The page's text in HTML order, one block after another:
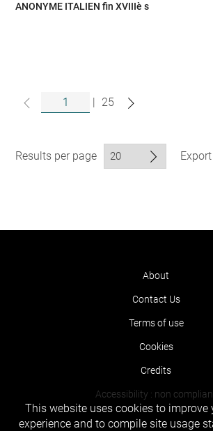
ANONYME ITALIEN fin XVIIIè s
| 25
Results per page
About
Contact Us
Terms of use
Cookies
Credits
Accessibility : non
This website uses cookies to improve
experience and to compile site usage